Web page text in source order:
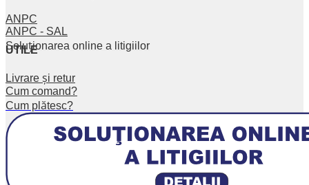
ANPC
ANPC - SAL
Soluționarea online a litigiilor
UTILE
Livrare și retur
Cum comand?
Cum plătesc?